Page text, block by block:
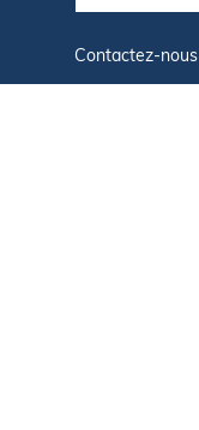
Contactez-nous